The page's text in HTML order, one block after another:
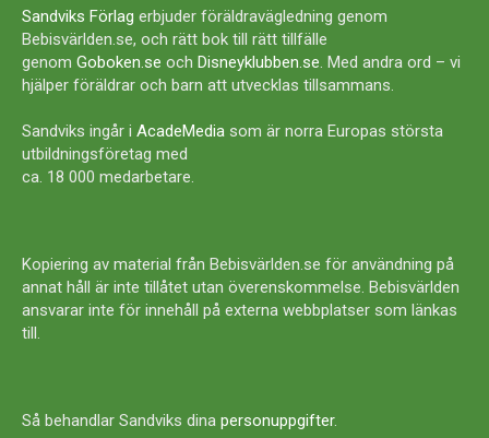
Sandviks Förlag erbjuder föräldravägledning genom
Bebisvärlden.se, och rätt bok till rätt tillfälle
genom Goboken.se och Disneyklubben.se. Med andra ord – vi
hjälper föräldrar och barn att utvecklas tillsammans.
Sandviks ingår i AcadeMedia som är norra Europas största
utbildningsföretag med
ca. 18 000 medarbetare.
Kopiering av material från Bebisvärlden.se för användning på
annat håll är inte tillåtet utan överenskommelse. Bebisvärlden
ansvarar inte för innehåll på externa webbplatser som länkas
till.
Så behandlar Sandviks dina personuppgifter.